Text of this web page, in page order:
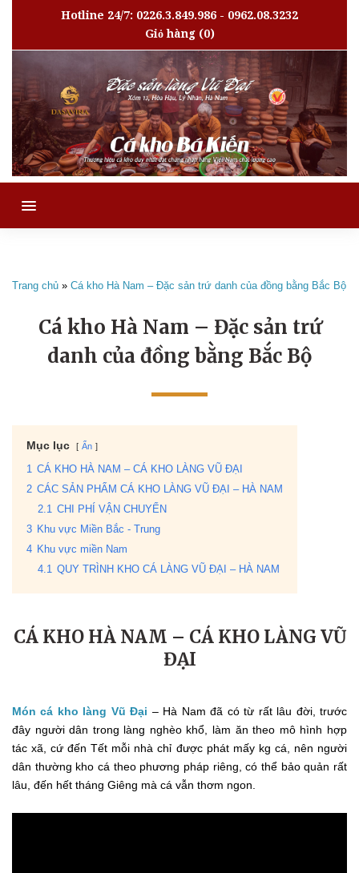
Hotline 24/7: 0226.3.849.986 - 0962.08.3232
Giỏ hàng(0)
MENU
Trang chủ » Cá kho Hà Nam – Đặc sản trứ danh của đồng bằng Bắc Bộ
Cá kho Hà Nam – Đặc sản trứ
danh của đồng bằng Bắc Bộ
Mục lục Ẩn
1
CÁ KHO HÀ NAM – CÁ KHO LÀNG VŨ ĐẠI
2 CÁC SẢN PHẨM CÁ KHO LÀNG VŨ ĐẠI – HÀ NAM
2.1
CHI PHÍ VẬN CHUYỂN
3 Khu vực Miền Bắc - Trung
4 Khu vực miền Nam
4.1
QUY TRÌNH KHO CÁ LÀNG VŨ ĐẠI – HÀ NAM
CÁ KHO HÀ NAM – CÁ KHO LÀNG VŨ
ĐẠI
Món cá kho làng Vũ Đại – Hà Nam đã có từ rất lâu đời, trước
đây người dân trong làng nghèo khổ, làm ăn theo mô hình hợp
tác xã, cứ đến Tết mỗi nhà chỉ được phát mấy kg cá, nên người
dân thường kho cá theo phương pháp riêng, có thể bảo quản rất
lâu, đến hết tháng Giêng mà cá vẫn thơm ngon.